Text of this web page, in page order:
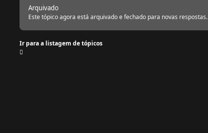
Arquivado
Este tópico agora está arquivado e fechado para novas respostas.
Ir para a listagem de tópicos